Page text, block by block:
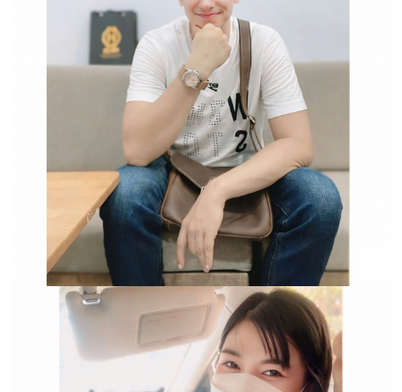
Đồng Hồ Chính Hãng
Trường hợp không chấp
nhận đổi hoặc trả sản
phẩm: